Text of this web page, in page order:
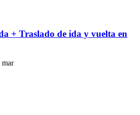
+ Traslado de ida y vuelta en
mar